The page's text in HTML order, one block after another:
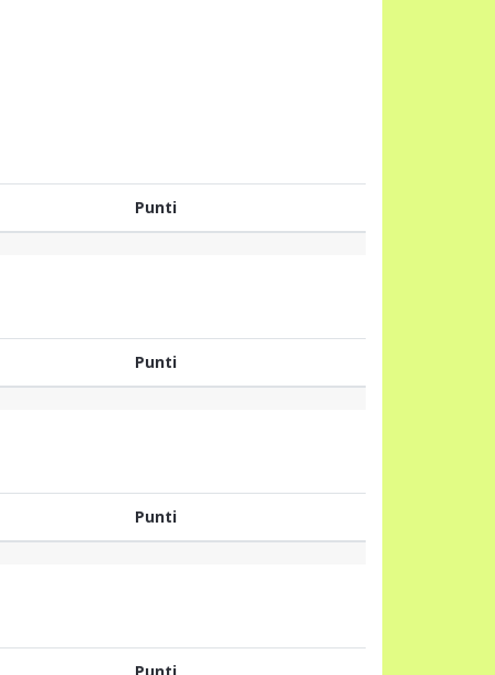
Punti
Punti
Punti
Punti